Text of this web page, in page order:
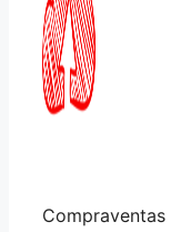
Compraventas